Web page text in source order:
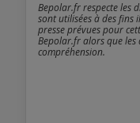
Bepolar.fr respecte les
sont utilisées à des fins
presse prévues pour
Bepolar.fr alors que les
compréhension.